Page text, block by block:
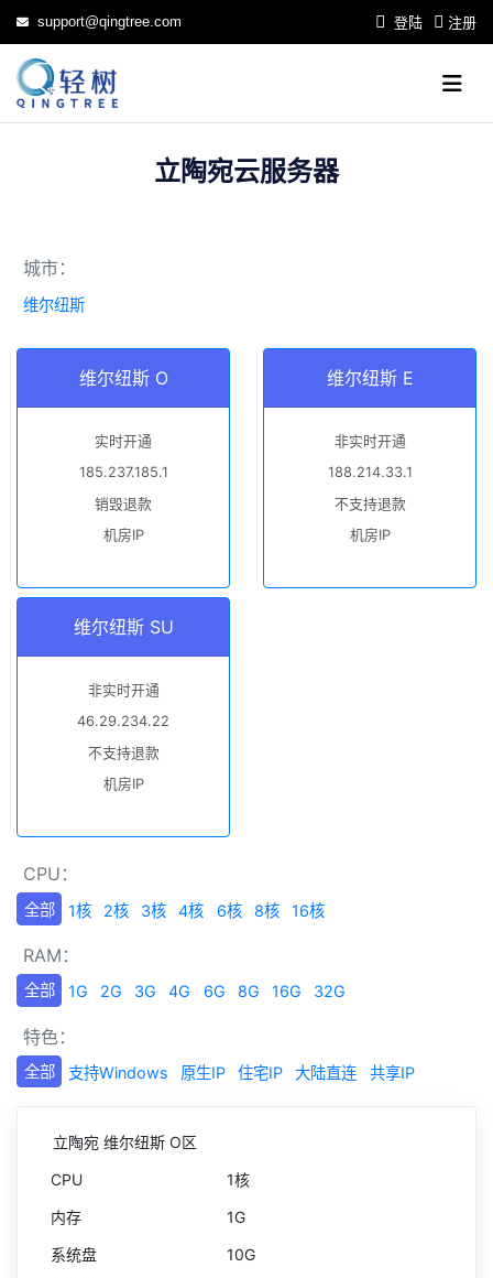
support@qingtree.com 登陆 注册
立陶宛云服务器
城市：
维尔纽斯
维尔纽斯 O
实时开通
185.237.185.1
销毁退款
机房IP
维尔纽斯 E
非实时开通
188.214.33.1
不支持退款
机房IP
维尔纽斯 SU
非实时开通
46.29.234.22
不支持退款
机房IP
CPU：
全部 1核 2核 3核 4核 6核 8核 16核
RAM：
全部 1G 2G 3G 4G 6G 8G 16G 32G
特色：
全部 支持Windows 原生IP 住宅IP 大陆直连 共享IP
立陶宛 维尔纽斯 O区
1核
1G
10G